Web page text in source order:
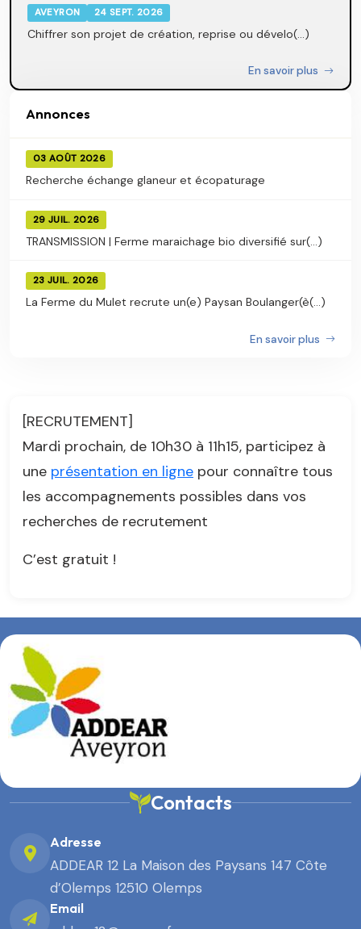
AVEYRON 24 SEPT. 2026
Chiffrer son projet de création, reprise ou dévelo(...)
En savoir plus
Annonces
03 AOÛT 2026
Recherche échange glaneur et écopaturage
29 JUIL. 2026
TRANSMISSION | Ferme maraichage bio diversifié sur(...)
23 JUIL. 2026
La Ferme du Mulet recrute un(e) Paysan Boulanger(è(...)
En savoir plus
[RECRUTEMENT]
Mardi prochain, de 10h30 à 11h15, participez à
une présentation en ligne pour connaître tous
les accompagnements possibles dans vos
recherches de recrutement
C’est gratuit !
Contacts
Adresse
ADDEAR 12 La Maison des Paysans 147 Côte
d’Olemps 12510 Olemps
Email